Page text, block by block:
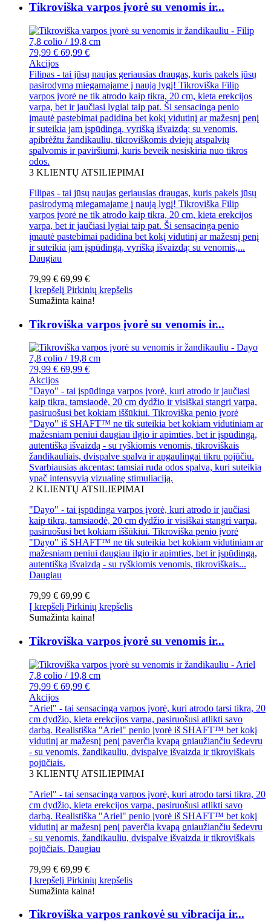
Tikroviška varpos įvorė su venomis ir...
79,99 € 69,99 €
Akcijos
Filipas - tai jūsų naujas geriausias draugas, kuris pakels jūsų
pasirodymą miegamajame į naują lygį! Tikroviška Filip
varpos įvorė ne tik atrodo kaip tikra, 20 cm, kieta erekcijos
varpa, bet ir jaučiasi lygiai taip pat. Ši sensacinga penio
įmautė pastebimai padidina bet kokį vidutinį ar mažesnį penį
ir suteikia jam įspūdingą, vyrišką išvaizdą: su venomis,
apibrėžtu žandikauliu, tikroviškomis dviejų atspalvių
spalvomis ir paviršiumi, kuris beveik nesiskiria nuo tikros
odos.
3 KLIENTŲ ATSILIEPIMAI
Filipas - tai jūsų naujas geriausias draugas, kuris pakels jūsų
pasirodymą miegamajame į naują lygį! Tikroviška Filip
varpos įvorė ne tik atrodo kaip tikra, 20 cm, kieta erekcijos
varpa, bet ir jaučiasi lygiai taip pat. Ši sensacinga penio
įmautė pastebimai padidina bet kokį vidutinį ar mažesnį penį
ir suteikia jam įspūdingą, vyrišką išvaizdą: su venomis,...
Daugiau
79,99 € 69,99 €
Į krepšelį Pirkinių krepšelis
Sumažinta kaina!
Tikroviška varpos įvorė su venomis ir...
79,99 € 69,99 €
Akcijos
"Dayo" - tai įspūdinga varpos įvorė, kuri atrodo ir jaučiasi
kaip tikra, tamsiaodė, 20 cm dydžio ir visiškai stangri varpa,
pasiruošusi bet kokiam iššūkiui. Tikroviška penio įvorė
"Dayo" iš SHAFT™ ne tik suteikia bet kokiam vidutiniam ar
mažesniam peniui daugiau ilgio ir apimties, bet ir įspūdingą,
autentišką išvaizdą - su ryškiomis venomis, tikroviškais
žandikauliais, dvispalve spalva ir apgaulingai tikru pojūčiu.
Svarbiausias akcentas: tamsiai ruda odos spalva, kuri suteikia
ypač intensyvią vizualinę stimuliaciją.
2 KLIENTŲ ATSILIEPIMAI
"Dayo" - tai įspūdinga varpos įvorė, kuri atrodo ir jaučiasi
kaip tikra, tamsiaodė, 20 cm dydžio ir visiškai stangri varpa,
pasiruošusi bet kokiam iššūkiui. Tikroviška penio įvorė
"Dayo" iš SHAFT™ ne tik suteikia bet kokiam vidutiniam ar
mažesniam peniui daugiau ilgio ir apimties, bet ir įspūdingą,
autentišką išvaizdą - su ryškiomis venomis, tikroviškais...
Daugiau
79,99 € 69,99 €
Į krepšelį Pirkinių krepšelis
Sumažinta kaina!
Tikroviška varpos įvorė su venomis ir...
79,99 € 69,99 €
Akcijos
"Ariel" - tai sensacinga varpos įvorė, kuri atrodo tarsi tikra, 20
cm dydžio, kieta erekcijos varpa, pasiruošusi atlikti savo
darbą. Realistiška "Ariel" penio įvorė iš SHAFT™ bet kokį
vidutinį ar mažesnį penį paverčia kvapą gniaužiančiu šedevru
- su venomis, žandikauliu, dvispalve išvaizda ir tikroviškais
pojūčiais.
3 KLIENTŲ ATSILIEPIMAI
"Ariel" - tai sensacinga varpos įvorė, kuri atrodo tarsi tikra, 20
cm dydžio, kieta erekcijos varpa, pasiruošusi atlikti savo
darbą. Realistiška "Ariel" penio įvorė iš SHAFT™ bet kokį
vidutinį ar mažesnį penį paverčia kvapą gniaužiančiu šedevru
- su venomis, žandikauliu, dvispalve išvaizda ir tikroviškais
pojūčiais. Daugiau
79,99 € 69,99 €
Į krepšelį Pirkinių krepšelis
Sumažinta kaina!
Tikroviška varpos rankovė su vibracija ir...